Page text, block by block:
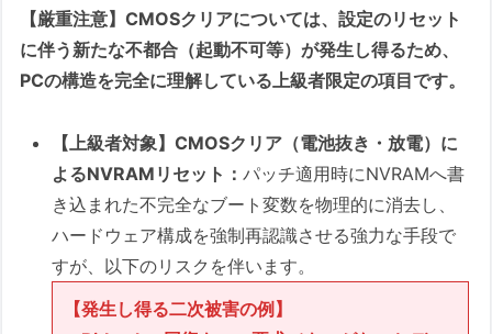
【厳重注意】CMOSクリアについては、設定のリセット
に伴う新たな不都合（起動不可等）が発生し得るため、
PCの構造を完全に理解している上級者限定の項目です。
【上級者対象】CMOSクリア（電池抜き・放電）に
よるNVRAMリセット：パッチ適用時にNVRAMへ書
き込まれた不完全なブート変数を物理的に消去し、
ハードウェア構成を強制再認識させる強力な手段で
すが、以下のリスクを伴います。
【発生し得る二次被害の例】